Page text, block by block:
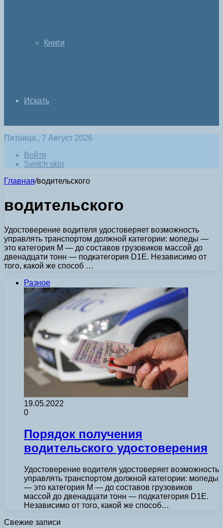
Книги
Искать
Пятница , 7 Август 2026
Войти
Switch skin
Главная/водительского
водительского
Удостоверение водителя удостоверяет возможность
управлять транспортом должной категории: мопеды —
это категория М — до составов грузовиков массой до
двенадцати тонн — подкатегория D1Е. Независимо от
того, какой же способ …
Разное
19.05.2022
0
Порядок получения
водительского удостоверения
Удостоверение водителя удостоверяет возможность
управлять транспортом должной категории: мопеды
— это категория М — до составов грузовиков
массой до двенадцати тонн — подкатегория D1Е.
Независимо от того, какой же способ…
Свежие записи